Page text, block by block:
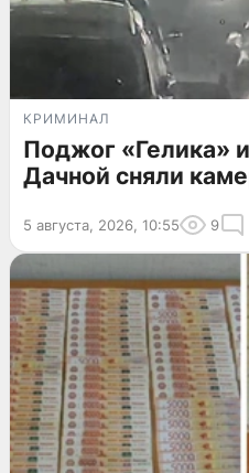
КРИМИНАЛ
Поджог «Гелика»
Дачной сняли
5 августа, 2026, 10:55 9